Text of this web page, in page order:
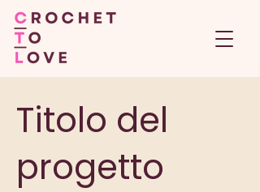
Titolo del
progetto